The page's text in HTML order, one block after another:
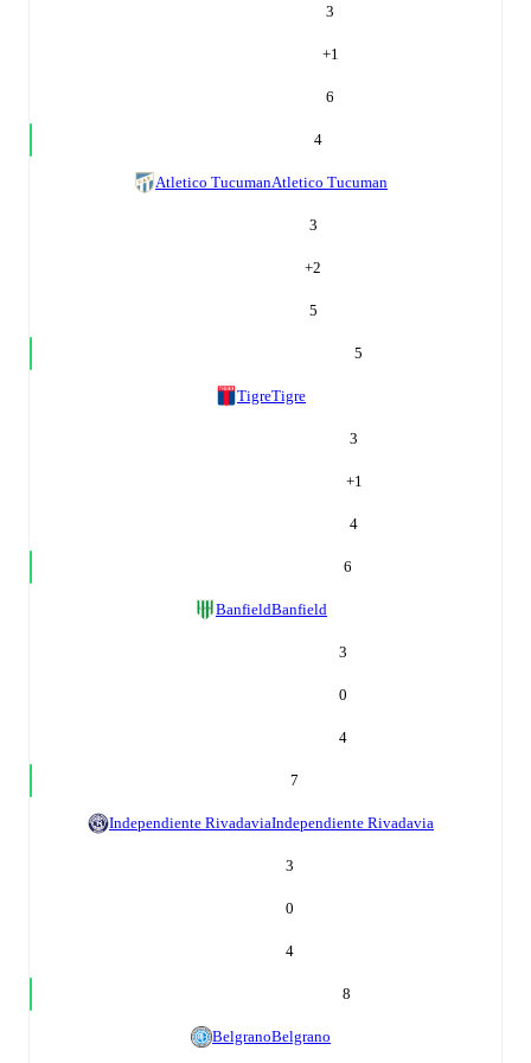
3
+1
6
4
Atletico TucumanAtletico Tucuman
3
+2
5
5
TigreTigre
3
+1
4
6
BanfieldBanfield
3
0
4
7
Independiente RivadaviaIndependiente Rivadavia
3
0
4
8
BelgranoBelgrano